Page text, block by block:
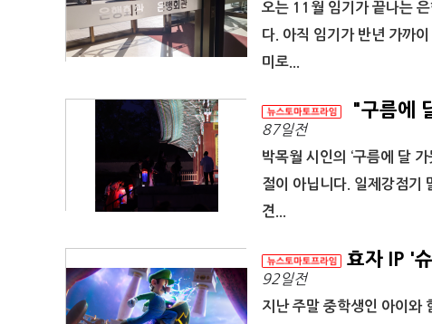
오는 11월 임기가 끝나는
다. 아직 임기가 반년 가까
미로...
"구름에
87일전
박목월 시인의 ‘구름에 달
절이 아닙니다. 일제강점기
견...
효자 IP '
92일전
지난 주말 중학생인 아이와